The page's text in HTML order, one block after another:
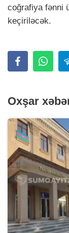
coğrafiya fənni
keçiriləcək.
Oxşar